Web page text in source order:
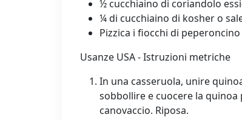
½ cucchiaino di coriandolo
¼ di cucchiaino di kosher o
Pizzica i fiocchi di peperoncino
Usanze USA - Istruzioni metriche
In una casseruola, unire
sobbollire e cuocere la
canovaccio. Riposa.